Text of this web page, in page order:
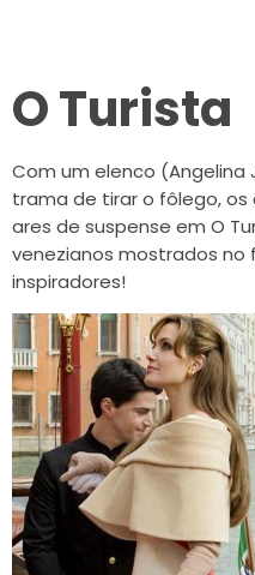
O Turista
Com um elenco (Angelina
trama de tirar o fôlego, os
ares de suspense em O
venezianos mostrados no
inspiradores!